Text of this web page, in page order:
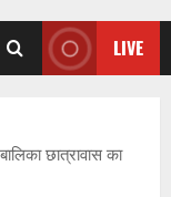
LIVE
छात्रावास का